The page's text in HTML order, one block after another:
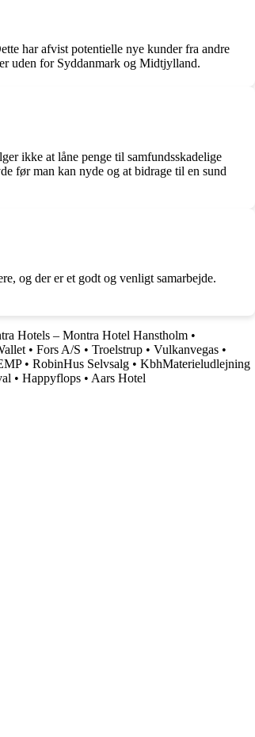
har afvist potentielle nye kunder fra andre
uden for Syddanmark og Midtjylland.
ikke at låne penge til samfundsskadelige
før man kan nyde og at bidrage til en sund
og der er et godt og venligt samarbejde.
Hotels – Montra Hotel Hanstholm •
• Fors A/S • Troelstrup • Vulkanvegas •
• RobinHus Selvsalg • KbhMaterieludlejning
• Happyflops • Aars Hotel